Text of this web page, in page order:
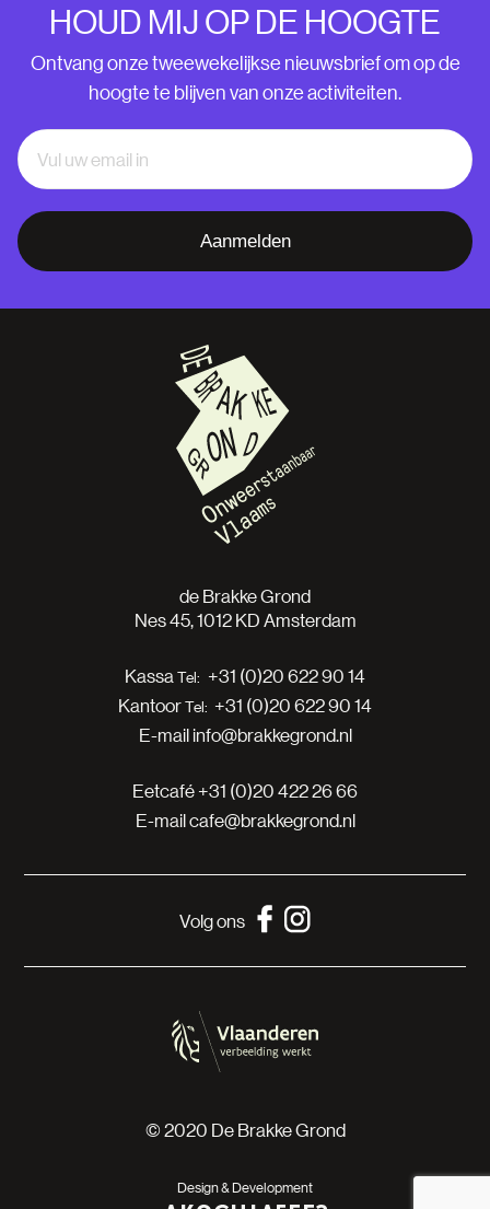
HOUD MIJ OP DE HOOGTE
Ontvang onze tweewekelijkse nieuwsbrief om op de
hoogte te blijven van onze activiteiten.
Aanmelden
de Brakke Grond
Nes 45, 1012 KD Amsterdam
Kassa
+31 (0)20 622 90 14
Kantoor
+31 (0)20 622 90 14
E-mailinfo@brakkegrond.nl
Eetcafé+31 (0)20 422 26 66
E-mailcafe@brakkegrond.nl
Volg ons
© 2020 De Brakke Grond
Design & Development